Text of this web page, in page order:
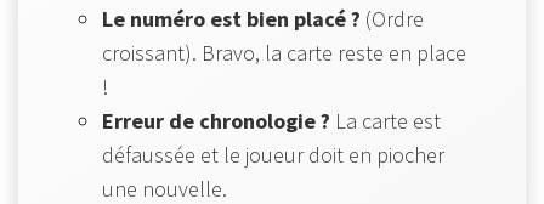
Le numéro est bien placé ? (Ordre
croissant). Bravo, la carte reste en place
!
Erreur de chronologie ? La carte est
défaussée et le joueur doit en piocher
une nouvelle.